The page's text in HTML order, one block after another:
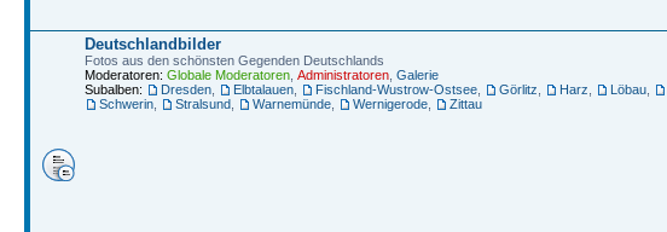
Deutschlandbilder
Fotos aus den schönsten Gegenden Deutschlands
Moderatoren: Globale Moderatoren Administratoren Galerie
Subalben:
Dresden Elbtalauen Fischland-Wustrow-Ostsee Görlitz Harz Löbau
Schwerin
Stralsund Warnemünde Wernigerode Zittau